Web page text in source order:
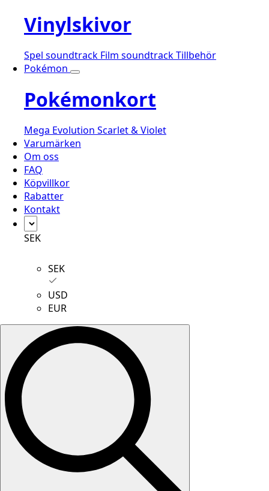
Vinylskivor
Spel soundtrack Film soundtrackTillbehör
Pokémon
Pokémonkort
Mega Evolution Scarlet & Violet
Varumärken
Om oss
FAQ
Köpvillkor
Rabatter
Kontakt
SEK
SEK
USD
EUR